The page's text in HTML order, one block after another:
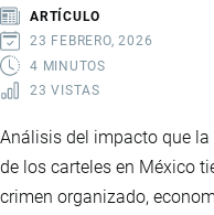
EFECTOS
ECONÓMICOS
ARTÍCULO
23 FEBRERO, 2026
4 MINUTOS
23 VISTAS
Análisis del impacto que
de los carteles en México
crimen organizado,